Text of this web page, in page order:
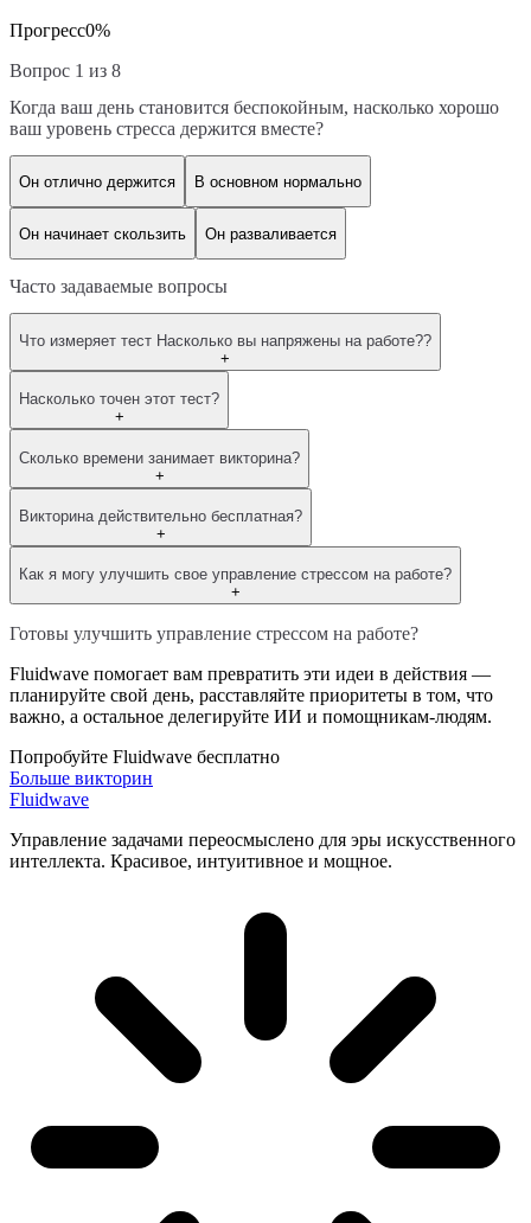
Прогресс0%
Вопрос 1 из 8
Когда ваш день становится беспокойным, насколько хорошо
ваш уровень стресса держится вместе?
Он отлично держится В основном нормально
Он начинает скользить Он разваливается
Часто задаваемые вопросы
Что измеряет тест Насколько вы напряжены на работе??
+
Насколько точен этот тест?
+
Сколько времени занимает викторина?
+
Викторина действительно бесплатная?
+
Как я могу улучшить свое управление стрессом на работе?
+
Готовы улучшить управление стрессом на работе?
Fluidwave помогает вам превратить эти идеи в действия —
планируйте свой день, расставляйте приоритеты в том, что
важно, а остальное делегируйте ИИ и помощникам-людям.
Попробуйте Fluidwave бесплатно
Больше викторин
Fluidwave
Управление задачами переосмыслено для эры искусственного
интеллекта. Красивое, интуитивное и мощное.